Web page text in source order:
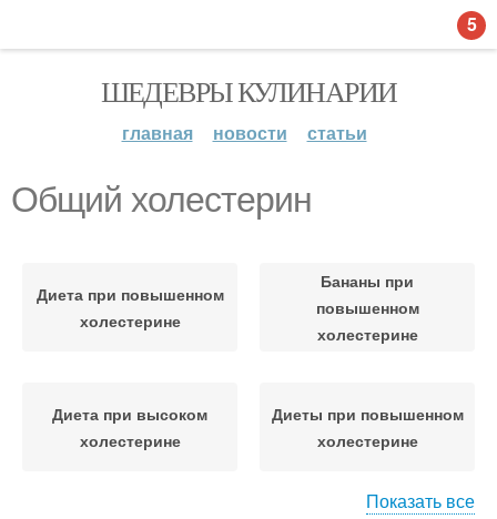
ШЕДЕВРЫ КУЛИНАРИИ
главная новости статьи
Общий холестерин
Диета при повышенном
холестерине
Бананы при
повышенном
холестерине
Диета при высоком
холестерине
Диеты при повышенном
холестерине
Показать все
5